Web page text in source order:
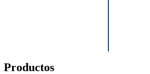
Productos